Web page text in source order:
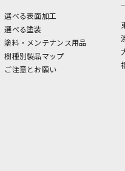
選べる表面加工
選べる塗装
塗料・メンテナンス用品
樹種別製品マップ
ご注意とお願い